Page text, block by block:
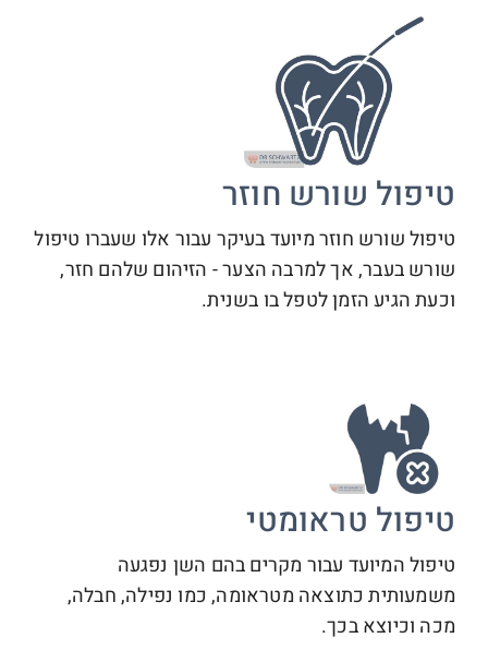
טיפול שורש חוזר
טיפול שורש חוזר מיועד בעיקר עבור אלו שעברו טיפול
שורש בעבר, אך למרבה הצער - הזיהום שלהם חזר,
וכעת הגיע הזמן לטפל בו בשנית.
טיפול טראומטי
טיפול המיועד עבור מקרים בהם השן נפגעה
משמעותית כתוצאה מטראומה, כמו נפילה, חבלה,
מכה וכיוצא בכך.